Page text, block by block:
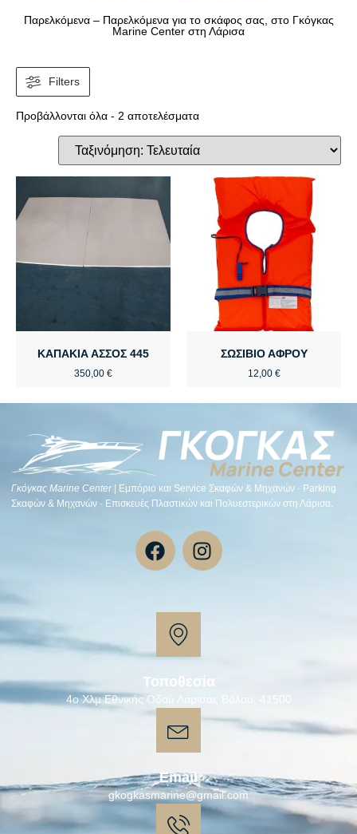
Παρελκόμενα – Παρελκόμενα για το σκάφος σας, στο Γκόγκας
Marine Center στη Λάρισα
Filters
Προβάλλονται όλα - 2 αποτελέσματα
ΚΑΠΑΚΙΑ ΑΣΣΟΣ 445
350,00 €
ΣΩΣΙΒΙΟ ΑΦΡΟΥ
12,00 €
Γκόγκας Μarine Center| Εμπόριο και Service Σκαφών & Μηχανών · Parking
Σκαφών & Μηχανών · Επισκευές Πλαστικών και Πολυεστερικών στη Λάρισα.
Τοποθεσία
4ο Χλμ Εθνικής Οδού Λάρισας Βόλου, 41500
Email
gkogkasmarine@gmail.com